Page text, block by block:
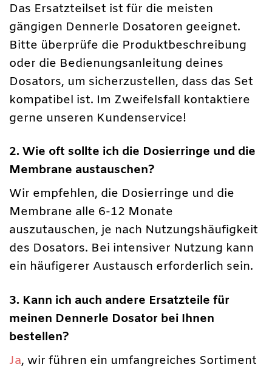
Das Ersatzteilset ist für die meisten
gängigen Dennerle Dosatoren geeignet.
Bitte überprüfe die Produktbeschreibung
oder die Bedienungsanleitung deines
Dosators, um sicherzustellen, dass das Set
kompatibel ist. Im Zweifelsfall kontaktiere
gerne unseren Kundenservice!
2. Wie oft sollte ich die Dosierringe und die
Membrane austauschen?
Wir empfehlen, die Dosierringe und die
Membrane alle 6-12 Monate
auszutauschen, je nach Nutzungshäufigkeit
des Dosators. Bei intensiver Nutzung kann
ein häufigerer Austausch erforderlich sein.
3. Kann ich auch andere Ersatzteile für
meinen Dennerle Dosator bei Ihnen
bestellen?
Ja, wir führen ein umfangreiches Sortiment